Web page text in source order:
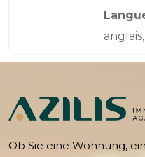
Ob Sie eine Wohnung,